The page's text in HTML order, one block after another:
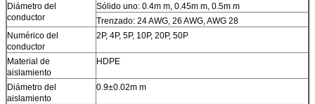
Diámetro del
conductor
Sólido uno: 0.4m m, 0.45m m, 0.5m m
Trenzado: 24 AWG, 26 AWG, AWG 28
Numérico del
conductor
2P, 4P, 5P, 10P, 20P, 50P
Material de
aislamiento
HDPE
Diámetro del
aislamiento
0.9±0.02m m